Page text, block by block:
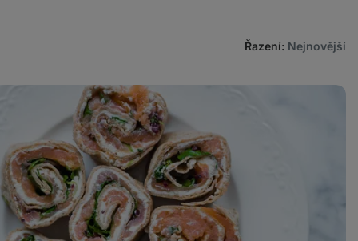
Řazení: Nejnovější